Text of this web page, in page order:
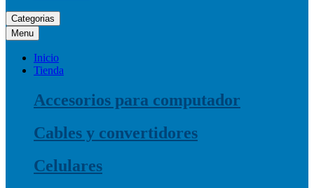
Categorias
Menu
Inicio
Tienda
Accesorios para computador
Cables y convertidores
Celulares